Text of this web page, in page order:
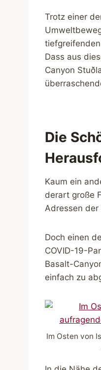
Trotz einer
Dass aus
Canyon
Die
Kaum ein
derart große
Adressen
Doch einen
COVID-19-
Basalt-
einfach zu
Im Osten von